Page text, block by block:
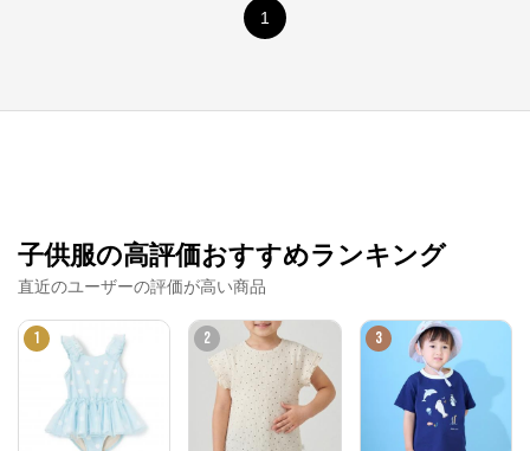
1
子供服の高評価おすすめランキング
直近のユーザーの評価が高い商品
1 2 3